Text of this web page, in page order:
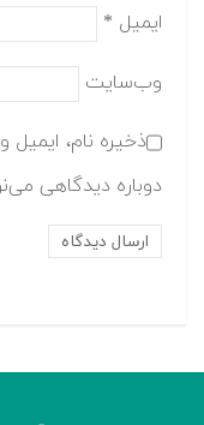
ایمیل *
وب‌سایت
ذخیره نام،
دوباره دیدگاهی